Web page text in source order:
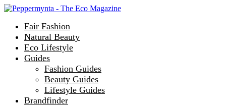
Fair Fashion
Natural Beauty
Eco Lifestyle
Guides
Fashion Guides
Beauty Guides
Lifestyle Guides
Brandfinder